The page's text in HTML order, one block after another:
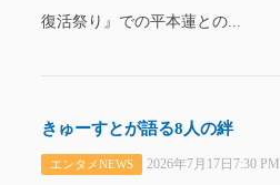
復活祭り』での平本蓮との...
きゅーすとが語る8人の絆
エンタメNEWS 2026年7月17日7:30 PM